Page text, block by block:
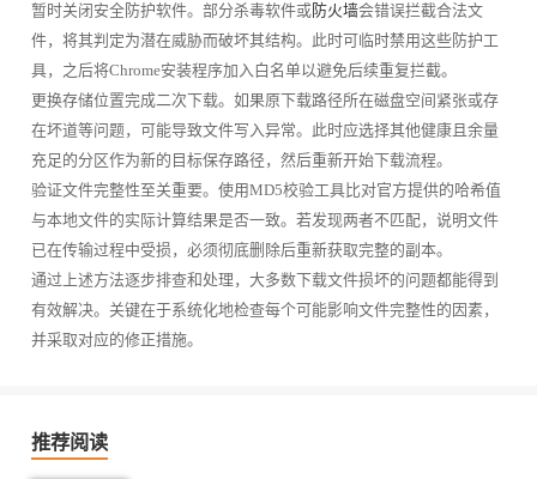
暂时关闭安全防护软件。部分杀毒软件或 防火墙会错误拦截合法文
件，将其判定为潜在威胁而破坏其结构。此时可临时禁用这些防护工
具，之后将Chrome安装程序加入白名单以避免后续重复拦截。
更换存储位置完成二次下载。如果原下载路径所在磁盘空间紧张或存
在坏道等问题，可能导致文件写入异常。此时应选择其他健康且余量
充足的分区作为新的目标保存路径，然后重新开始下载流程。
验证文件完整性至关重要。使用MD5校验工具比对官方提供的哈希值
与本地文件的实际计算结果是否一致。若发现两者不匹配，说明文件
已在传输过程中受损，必须彻底删除后重新获取完整的副本。
通过上述方法逐步排查和处理，大多数下载文件损坏的问题都能得到
有效解决。关键在于系统化地检查每个可能影响文件完整性的因素，
并采取对应的修正措施。
推荐阅读